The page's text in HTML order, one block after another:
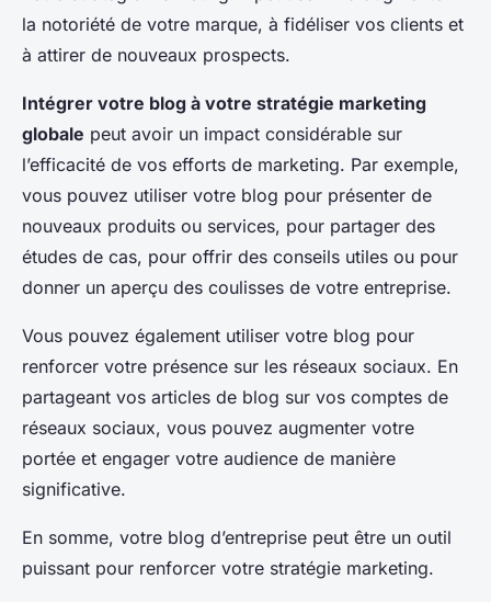
la notoriété de votre marque, à fidéliser vos clients et
à attirer de nouveaux prospects.
Intégrer votre blog à votre stratégie marketing
globale peut avoir un impact considérable sur
l’efficacité de vos efforts de marketing. Par exemple,
vous pouvez utiliser votre blog pour présenter de
nouveaux produits ou services, pour partager des
études de cas, pour offrir des conseils utiles ou pour
donner un aperçu des coulisses de votre entreprise.
Vous pouvez également utiliser votre blog pour
renforcer votre présence sur les réseaux sociaux. En
partageant vos articles de blog sur vos comptes de
réseaux sociaux, vous pouvez augmenter votre
portée et engager votre audience de manière
significative.
En somme, votre blog d’entreprise peut être un outil
puissant pour renforcer votre stratégie marketing.